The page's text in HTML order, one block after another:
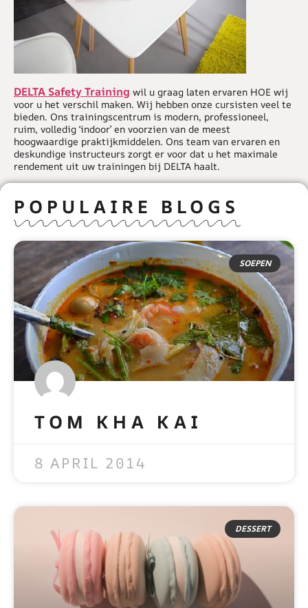
DELTA Safety Training wil u graag laten ervaren HOE wij
voor u het verschil maken. Wij hebben onze cursisten veel te
bieden. Ons trainingscentrum is modern, professioneel,
ruim, volledig ‘indoor’ en voorzien van de meest
hoogwaardige praktijkmiddelen. Ons team van ervaren en
deskundige instructeurs zorgt er voor dat u het maximale
rendement uit uw trainingen bij DELTA haalt.
POPULAIRE BLOGS
SOEPEN
TOM KHA KAI
8 APRIL 2014
DESSERT